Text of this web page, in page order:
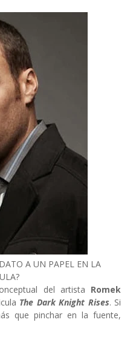
A UN PAPEL EN LA
del artista Romek
The Dark Knight Rises. Si
que pinchar en la fuente,